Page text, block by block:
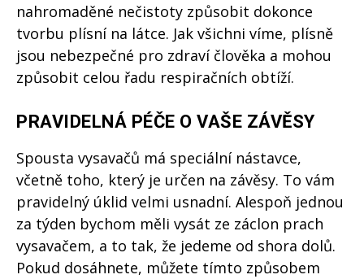
nahromaděné nečistoty způsobit dokonce
tvorbu plísní na látce. Jak všichni víme, plísně
jsou nebezpečné pro zdraví člověka a mohou
způsobit celou řadu respiračních obtíží.
PRAVIDELNÁ PÉČE O VAŠE ZÁVĚSY
Spousta vysavačů má speciální nástavce,
včetně toho, který je určen na závěsy. To vám
pravidelný úklid velmi usnadní. Alespoň jednou
za týden bychom měli vysát ze záclon prach
vysavačem, a to tak, že jedeme od shora dolů.
Pokud dosáhnete, můžete tímto způsobem